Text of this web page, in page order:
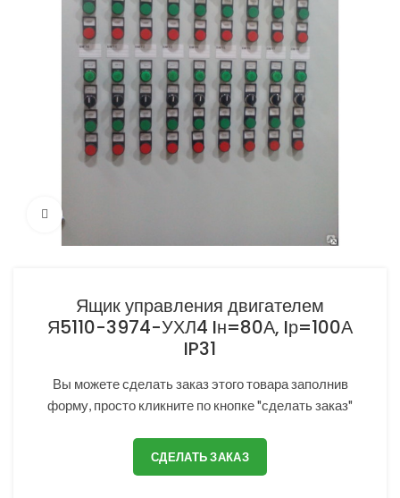
Нажмите, чтобы увеличить
Ящик управления двигателем
Я5110-3974-УХЛ4 Iн=80А, Iр=100А
IP31
Вы можете сделать заказ этого товара заполнив
форму, просто кликните по кнопке "сделать заказ"
СДЕЛАТЬ ЗАКАЗ